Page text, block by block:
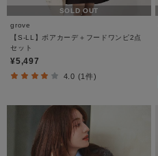
SOLD OUT
grove
【S-LL】ボアカーデ＋フードワンピ2点
セット
¥5,497
4.0 (1件)